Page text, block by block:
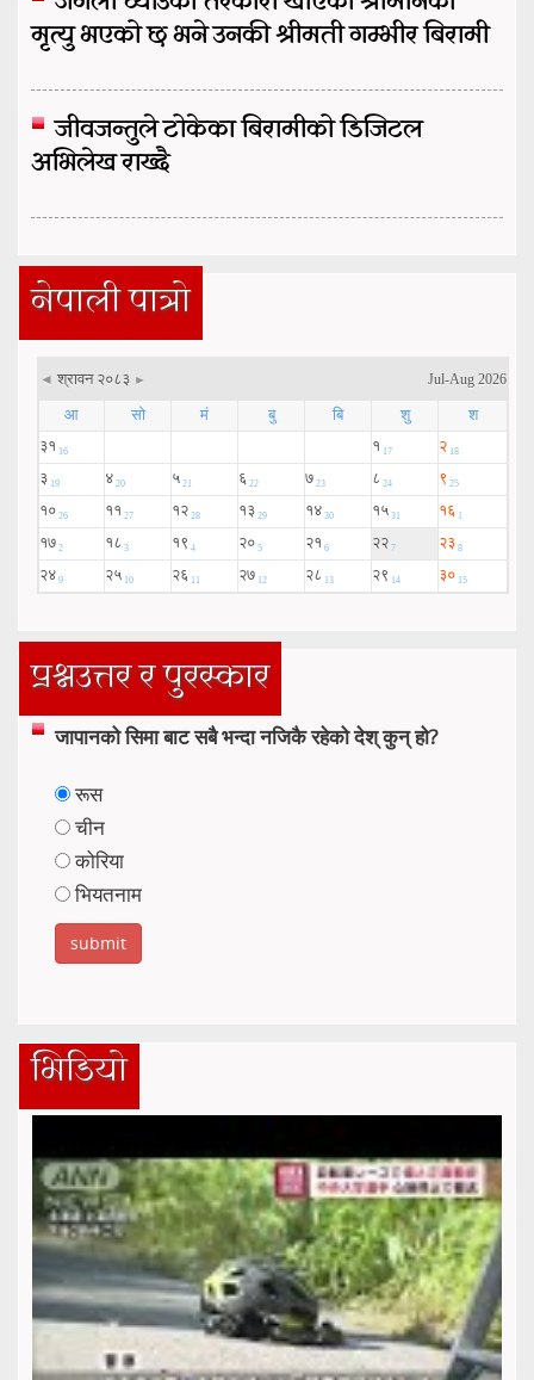
मृत्यु भएको छ भने उनकी श्रीमती गम्भीर बिरामी
जीवजन्तुले टोकेका बिरामीको डिजिटल
अभिलेख राख्दै
नेपाली पात्रो
प्रश्नउत्तर र पुरस्कार
जापानको सिमा बाट सबै भन्दा नजिकै रहेको देश् कुन् हो?
रूस
चीन
कोरिया
भियतनाम
भिडियो